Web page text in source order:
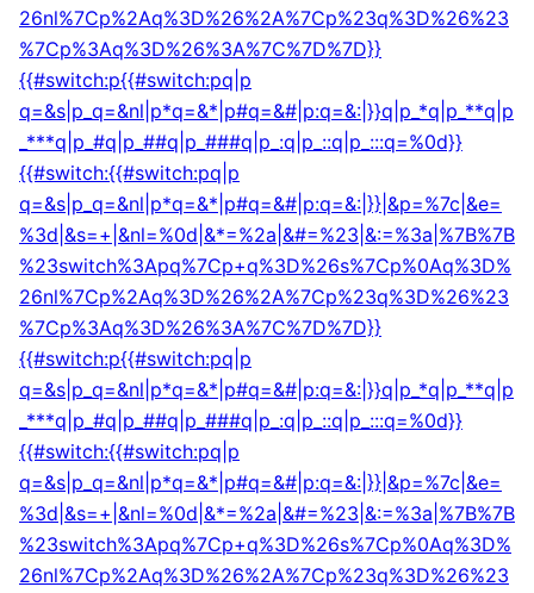
26nl%7Cp%2Aq%3D%26%2A%7Cp%23q%3D%26%23
%7Cp%3Aq%3D%26%3A%7C%7D%7D}}
{{#switch:p{{#switch:pq|p
q=&s|p_q=&nl|p*q=&*|p#q=&#|p:q=&:|}}q|p_*q|p_**q|p
_***q|p_#q|p_##q|p_###q|p_:q|p_::q|p_:::q=%0d}}
{{#switch:{{#switch:pq|p
q=&s|p_q=&nl|p*q=&*|p#q=&#|p:q=&:|}}|&p=%7c|&e=
%3d|&s=+|&nl=%0d|&*=%2a|&#=%23|&:=%3a|%7B%7B
%23switch%3Apq%7Cp+q%3D%26s%7Cp%0Aq%3D%
26nl%7Cp%2Aq%3D%26%2A%7Cp%23q%3D%26%23
%7Cp%3Aq%3D%26%3A%7C%7D%7D}}
{{#switch:p{{#switch:pq|p
q=&s|p_q=&nl|p*q=&*|p#q=&#|p:q=&:|}}q|p_*q|p_**q|p
_***q|p_#q|p_##q|p_###q|p_:q|p_::q|p_:::q=%0d}}
{{#switch:{{#switch:pq|p
q=&s|p_q=&nl|p*q=&*|p#q=&#|p:q=&:|}}|&p=%7c|&e=
%3d|&s=+|&nl=%0d|&*=%2a|&#=%23|&:=%3a|%7B%7B
%23switch%3Apq%7Cp+q%3D%26s%7Cp%0Aq%3D%
26nl%7Cp%2Aq%3D%26%2A%7Cp%23q%3D%26%23